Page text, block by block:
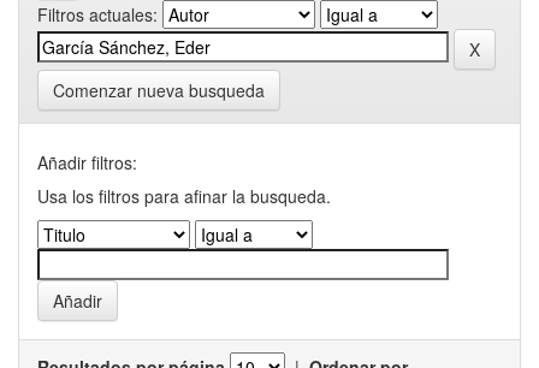
Filtros actuales:
Comenzar nueva busqueda
Añadir filtros:
Usa los filtros para afinar la busqueda.